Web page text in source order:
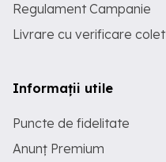
Regulament Campanie
Livrare cu verificare colet
Informații utile
Puncte de fidelitate
Anunț Premium